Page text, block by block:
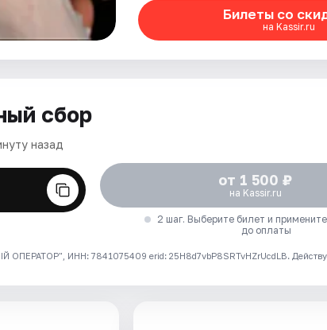
Билеты со
на Kassir.ru
сбор
назад
от 1 500 ₽
на Kassir.ru
2 шаг. Выберите билет и
до оплаты
ИНН: 7841075409 erid: 25H8d7vbP8SRTvHZrUcdLB.